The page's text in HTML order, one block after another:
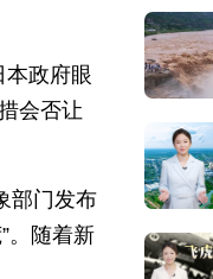
本政府眼
会否让
部门发布
。随着新